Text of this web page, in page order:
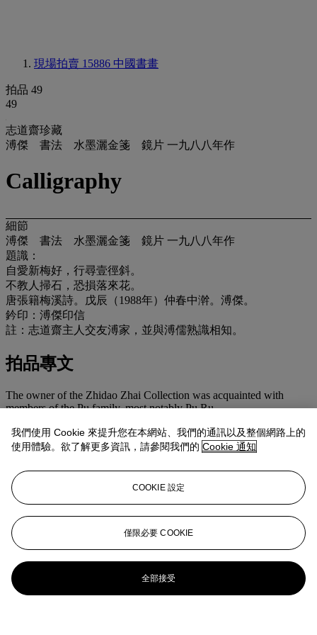
現場拍賣 15886 中國書畫
拍品 49
49
志道齋珍藏
溥傑 書法 水墨灑金箋 鏡片 一九八八年作
Calligraphy
細節
溥傑 書法 水墨灑金箋 鏡片 一九八八年作
題識：
自愛新梅好，行尋壹徑斜。
不教人掃石，恐損落來花。
唐張籍梅溪詩。戊辰（1988年）仲春中澣。溥傑。
鈐印：溥傑印信
註：志道齋主人交友溥家，並與溥儒熟識相知。
拍品專文
The owner of the Zhidao Zhai Collection was acquainted with
members of the Pu family, most notably Pu Ru.
更多來自中國書畫
查看全部
查看全部
我們使用 Cookie 來提升您在本網站、我們的通訊以及整個網路上的
使用體驗。欲了解更多資訊，請參閱我們的 Cookie 通知
COOKIE 設定
僅限必要 COOKIE
全部接受